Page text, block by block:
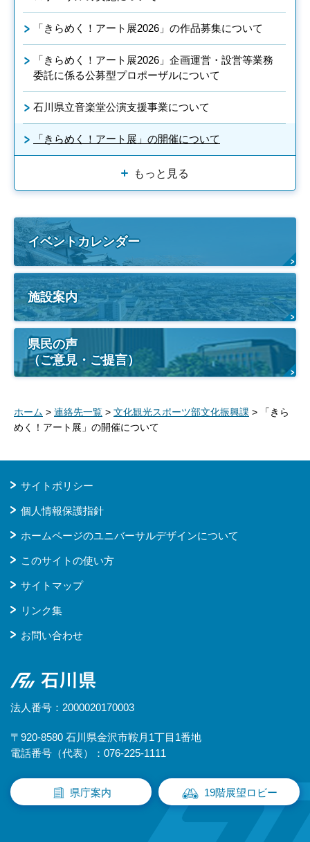
「きらめく！アート展2026」の作品募集について
「きらめく！アート展2026」企画運営・設営等業務
委託に係る公募型プロポーザルについて
石川県立音楽堂公演支援事業について
「きらめく！アート展」の開催について
もっと見る
イベントカレンダー
施設案内
県民の声
（ご意見・ご提言）
ホーム > 連絡先一覧 > 文化観光スポーツ部文化振興課 > 「きら
めく！アート展」の開催について
サイトポリシー
個人情報保護指針
ホームページのユニバーサルデザインについて
このサイトの使い方
サイトマップ
リンク集
お問い合わせ
石川県
法人番号：2000020170003
〒920-8580 石川県金沢市鞍月1丁目1番地
電話番号（代表）：076-225-1111
県庁案内 19階展望ロビー